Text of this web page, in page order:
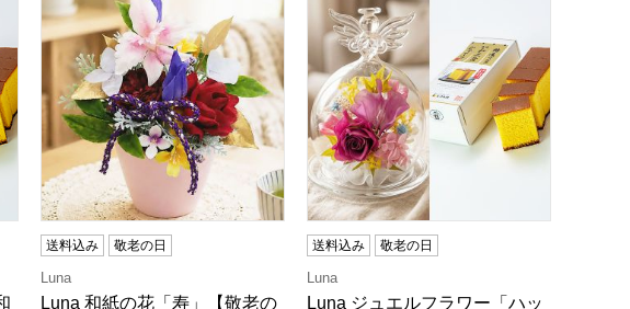
送料込み 敬老の日
Luna
Luna 和紙の花「寿」【敬老の
送料込み 敬老の日
Luna
Luna ジュエルフラワー「ハッ